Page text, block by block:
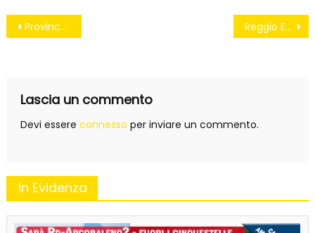
Navigazione
Province fantasma, ma Napoli assume ancora Reggio Emilia, festa della canapa: ‘La cannabis è una medicina, legalizziamola
Lascia un commento
Devi essere connesso per inviare un commento.
In Evidenza